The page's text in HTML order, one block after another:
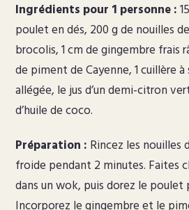
Ingrédients pour 1 personne :
poulet en dés, 200 g de nouilles
brocolis, 1 cm de gingembre frais
de piment de Cayenne, 1 cuillère
allégée, le jus d’un demi-citron
d’huile de coco.
Préparation : Rincez les nouilles
froide pendant 2 minutes. Faites
dans un wok, puis dorez le poulet
Incorporez le gingembre et le